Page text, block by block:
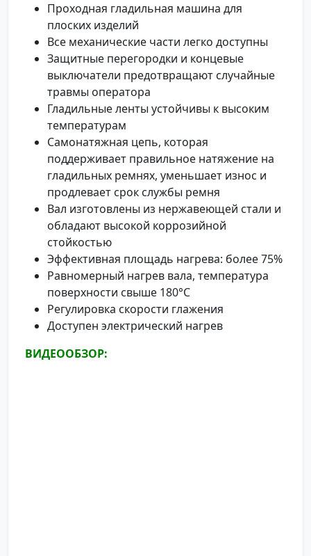
Проходная гладильная машина для
плоских изделий
Все механические части легко доступны
Защитные перегородки и концевые
выключатели предотвращают случайные
травмы оператора
Гладильные ленты устойчивы к высоким
температурам
Самонатяжная цепь, которая
поддерживает правильное натяжение на
гладильных ремнях, уменьшает износ и
продлевает срок службы ремня
Вал изготовлены из нержавеющей стали и
обладают высокой коррозийной
стойкостью
Эффективная площадь нагрева: более 75%
Равномерный нагрев вала, температура
поверхности свыше 180°C
Регулировка скорости глажения
Доступен электрический нагрев
ВИДЕООБЗОР: